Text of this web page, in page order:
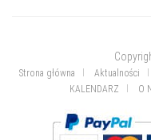
Strona główna Aktualności
KALENDARZ
O